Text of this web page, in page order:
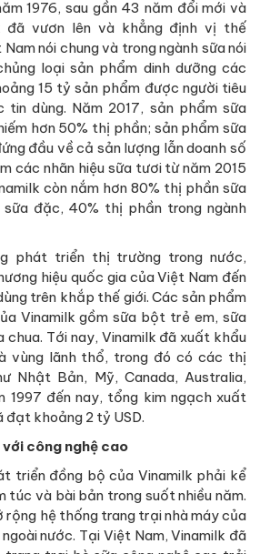
1976, sau gần 43 năm đổi mới và
đã vươn lên và khẳng định vị thế
nói chung và trong ngành sữa nói
loại sản phẩm dinh dưỡng các
15 tỷ sản phẩm được người tiêu
tin dùng. Năm 2017, sản phẩm sữa
hơn 50% thị phần; sản phẩm sữa
đầu về cả sản lượng lẫn doanh số
các nhãn hiệu sữa tươi từ năm 2015
còn nắm hơn 80% thị phần sữa
đặc, 40% thị phần trong ngành
phát triển thị trường trong nước,
hiệu quốc gia của Việt Nam đến
trên khắp thế giới. Các sản phẩm
Vinamilk gồm sữa bột trẻ em, sữa
chua. Tới nay, Vinamilk đã xuất khẩu
vùng lãnh thổ, trong đó có các thị
Nhật Bản, Mỹ, Canada, Australia,
1997 đến nay, tổng kim ngạch xuất
đạt khoảng 2 tỷ USD.
công nghệ cao
triển đồng bộ của Vinamilk phải kể
túc và bài bản trong suốt nhiều năm.
rộng hệ thống trang trại nhà máy của
nước. Tại Việt Nam, Vinamilk đã